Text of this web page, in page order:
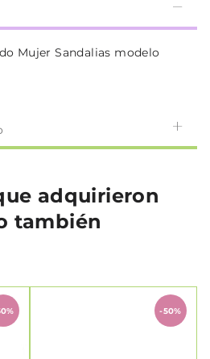
Mujer Sandalias modelo
adquirieron
también
-50%